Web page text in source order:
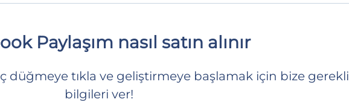
Paylaşım nasıl satın alınır
düğmeye tıkla ve geliştirmeye başlamak için bize gerekli
bilgileri ver!